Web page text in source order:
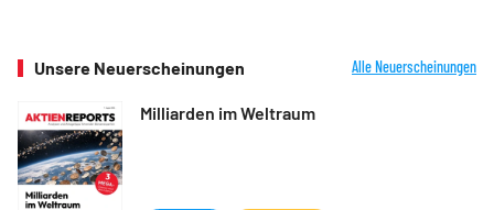
Unsere Neuerscheinungen Alle Neuerscheinungen
Milliarden im Weltraum